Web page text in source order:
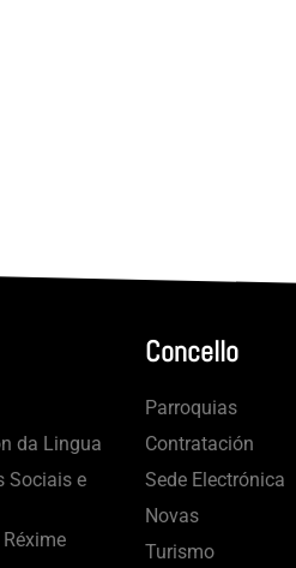
da Lingua
Sociais e
Concello
Parroquias
Contratación
Sede Electrónica
Novas
Turismo